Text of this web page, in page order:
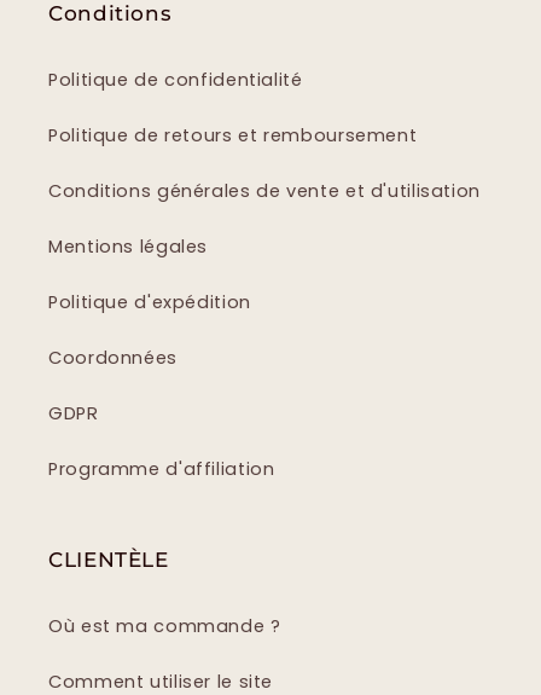
Conditions
Politique de confidentialité
Politique de retours et remboursement
Conditions générales de vente et d'utilisation
Mentions légales
Politique d'expédition
Coordonnées
GDPR
Programme d'affiliation
CLIENTÈLE
Où est ma commande ?
Comment utiliser le site